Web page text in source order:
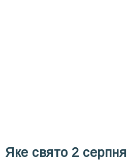
Яке свято 2 серпня